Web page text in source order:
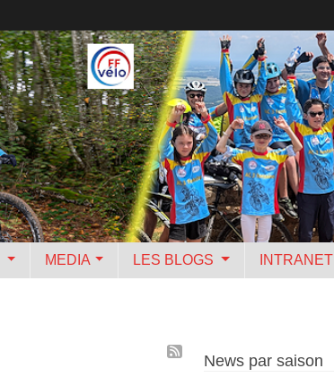
MEDIA LES BLOGS INTRANET
News par saison